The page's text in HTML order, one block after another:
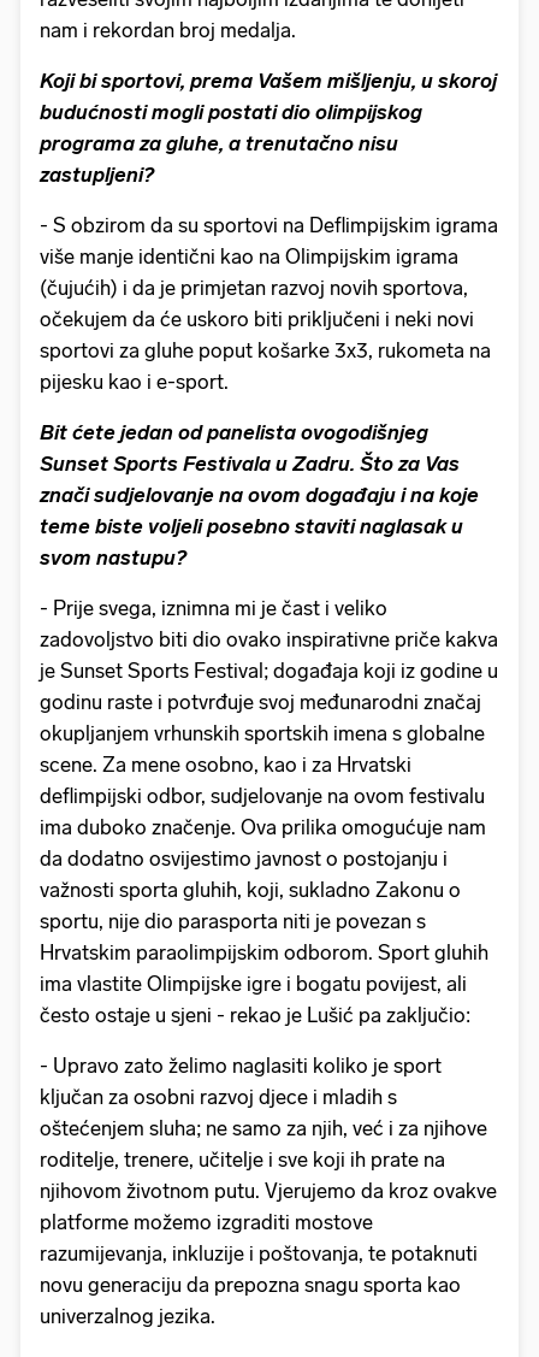
nam i rekordan broj medalja.
Koji bi sportovi, prema Vašem mišljenju, u skoroj
budućnosti mogli postati dio olimpijskog
programa za gluhe, a trenutačno nisu
zastupljeni?
- S obzirom da su sportovi na Deflimpijskim igrama
više manje identični kao na Olimpijskim igrama
(čujućih) i da je primjetan razvoj novih sportova,
očekujem da će uskoro biti priključeni i neki novi
sportovi za gluhe poput košarke 3x3, rukometa na
pijesku kao i e-sport.
Bit ćete jedan od panelista ovogodišnjeg
Sunset Sports Festivala u Zadru. Što za Vas
znači sudjelovanje na ovom događaju i na koje
teme biste voljeli posebno staviti naglasak u
svom nastupu?
- Prije svega, iznimna mi je čast i veliko
zadovoljstvo biti dio ovako inspirativne priče kakva
je Sunset Sports Festival; događaja koji iz godine u
godinu raste i potvrđuje svoj međunarodni značaj
okupljanjem vrhunskih sportskih imena s globalne
scene. Za mene osobno, kao i za Hrvatski
deflimpijski odbor, sudjelovanje na ovom festivalu
ima duboko značenje. Ova prilika omogućuje nam
da dodatno osvijestimo javnost o postojanju i
važnosti sporta gluhih, koji, sukladno Zakonu o
sportu, nije dio parasporta niti je povezan s
Hrvatskim paraolimpijskim odborom. Sport gluhih
ima vlastite Olimpijske igre i bogatu povijest, ali
često ostaje u sjeni - rekao je Lušić pa zaključio:
- Upravo zato želimo naglasiti koliko je sport
ključan za osobni razvoj djece i mladih s
oštećenjem sluha; ne samo za njih, već i za njihove
roditelje, trenere, učitelje i sve koji ih prate na
njihovom životnom putu. Vjerujemo da kroz ovakve
platforme možemo izgraditi mostove
razumijevanja, inkluzije i poštovanja, te potaknuti
novu generaciju da prepozna snagu sporta kao
univerzalnog jezika.